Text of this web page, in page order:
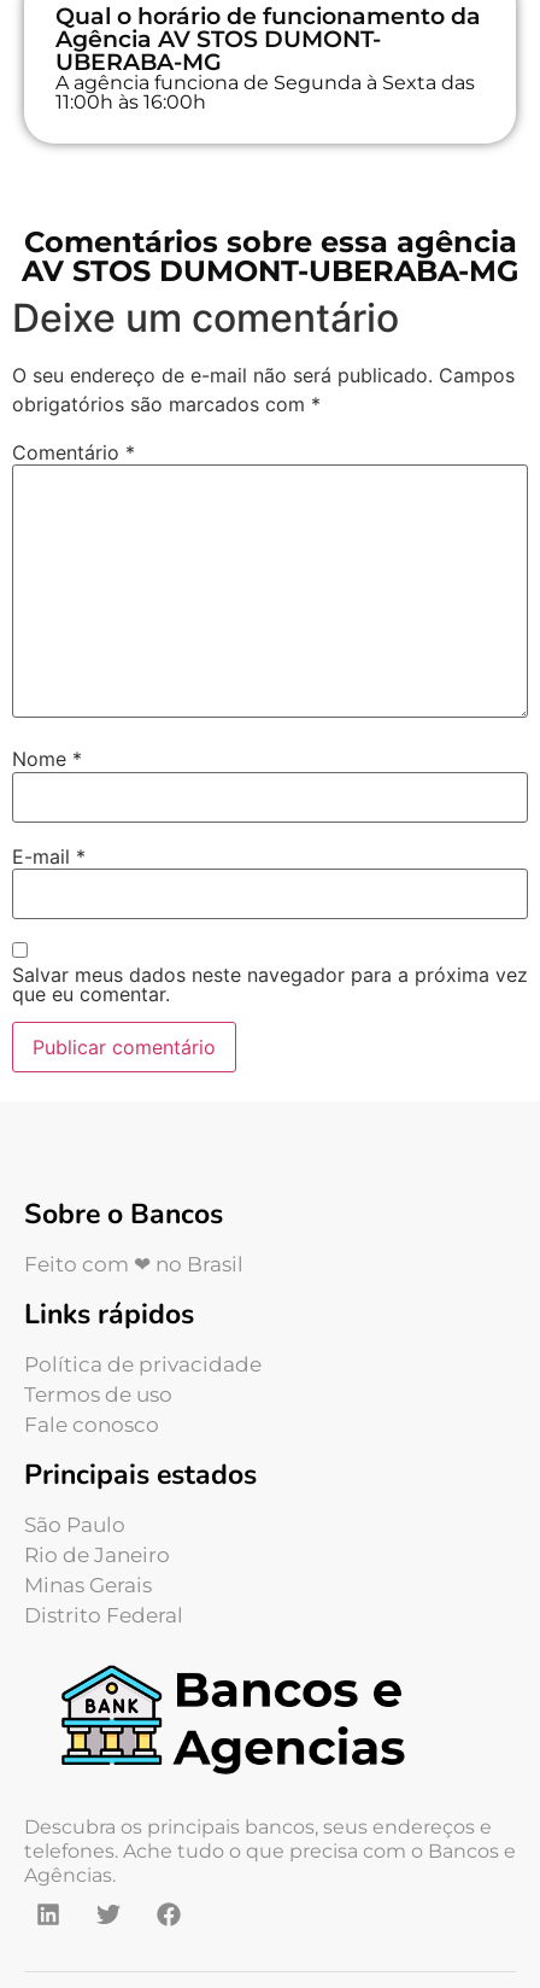
Qual o horário de funcionamento da
Agência AV STOS DUMONT-
UBERABA-MG
A agência funciona de Segunda à Sexta das
11:00h às 16:00h
Comentários sobre essa agência
AV STOS DUMONT-UBERABA-MG
Deixe um comentário
O seu endereço de e-mail não será publicado. Campos
obrigatórios são marcados com *
Comentário *
Nome *
E-mail *
Salvar meus dados neste navegador para a próxima vez
que eu comentar.
Sobre o Bancos
Feito com ❤ no Brasil
Links rápidos
Política de privacidade
Termos de uso
Fale conosco
Principais estados
São Paulo
Rio de Janeiro
Minas Gerais
Distrito Federal
Descubra os principais bancos, seus endereços e
telefones. Ache tudo o que precisa com o Bancos e
Agências.